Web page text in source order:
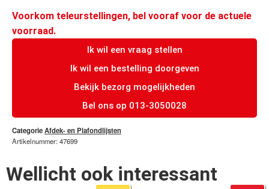
Voorkom teleurstellingen, bel vooraf voor de actuele
voorraad.
Ik wil een vraag stellen
Ik wil een bestelling doorgeven
Bekijk bezorg mogelijkheden
Bel ons op 013-3050028
CategorieAfdek- en Plafondlijsten
Artikelnummer: 47699
Wellicht ook interessant